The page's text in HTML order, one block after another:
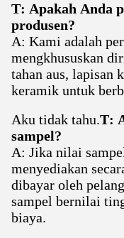
T: Apakah Anda
produsen?
A: Kami adalah
mengkhususkan
tahan aus, lapisan
keramik untuk
Aku tidak tahu.T:
sampel?
A: Jika nilai
menyediakan
dibayar oleh
sampel bernilai
biaya.